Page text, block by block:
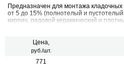
Предназначен для монтажа
от 5 до 15% (полнотелый и
кирпич, рядовой керамический и
Цена,
руб./шт.
771